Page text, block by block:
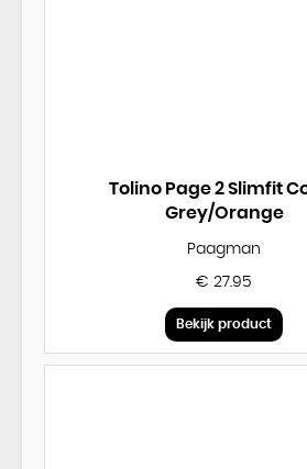
Tolino Page 2 Slimfit
Grey/Orange
Paagman
€ 27.95
Bekijk product